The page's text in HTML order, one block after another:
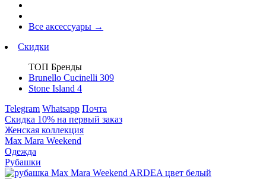
Все аксессуары →
Скидки
ТОП Бренды
Brunello Cucinelli 309
Stone Island 4
Telegram Whatsapp Почта
Скидка 10% на первый заказ
Женская коллекция
Max Mara Weekend
Одежда
Рубашки